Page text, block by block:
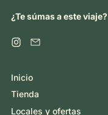
¿Te súmas a este viaje?
Instagram
Email
Inicio
Tienda
Locales y ofertas